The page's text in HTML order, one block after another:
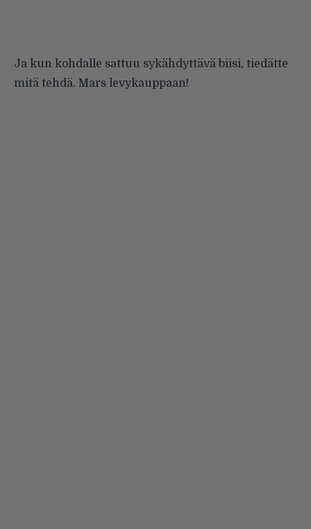
Ja kun kohdalle sattuu sykähdyttävä biisi, tiedätte
mitä tehdä. Mars levykauppaan!